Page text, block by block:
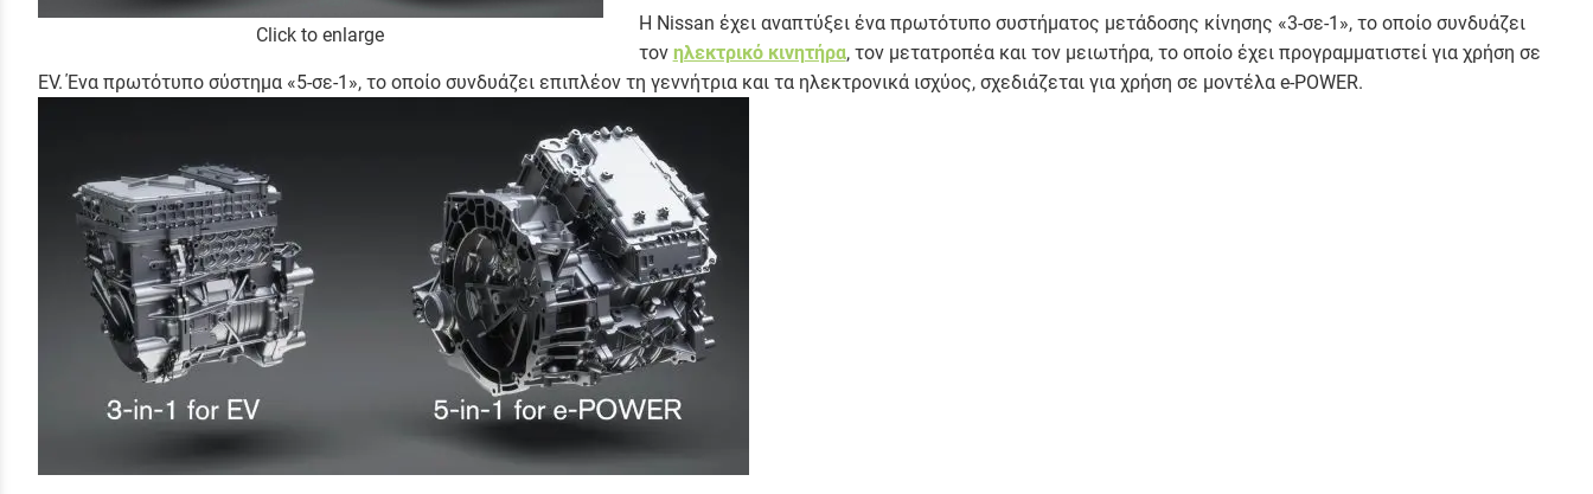
Click to enlarge
Η Nissan έχει αναπτύξει ένα πρωτότυπο συστήματος μετάδοσης κίνησης «3-σε-1», το οποίο συνδυάζει
τον ηλεκτρικό κινητήρα, τον μετατροπέα και τον μειωτήρα, το οποίο έχει προγραμματιστεί για χρήση σε
EV. Ένα πρωτότυπο σύστημα «5-σε-1», το οποίο συνδυάζει επιπλέον τη γεννήτρια και τα ηλεκτρονικά ισχύος, σχεδιάζεται για χρήση σε μοντέλα e-POWER.